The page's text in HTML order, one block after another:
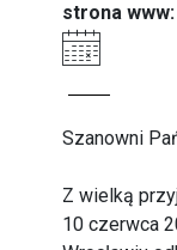
strona www:
Szanowni
Z wielką
10 czerwca